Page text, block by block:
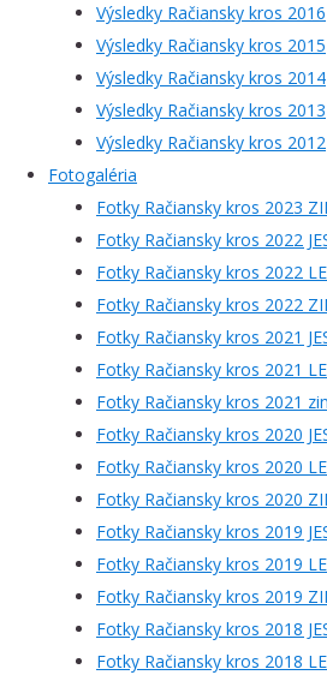
Výsledky Račiansky kros 2016
Výsledky Račiansky kros 2015
Výsledky Račiansky kros 2014
Výsledky Račiansky kros 2013
Výsledky Račiansky kros 2012
Fotogaléria
Fotky Račiansky kros 2023
Fotky Račiansky kros 2022
Fotky Račiansky kros 2022
Fotky Račiansky kros 2022
Fotky Račiansky kros 2021
Fotky Račiansky kros 2021
Fotky Račiansky kros 2021
Fotky Račiansky kros 2020
Fotky Račiansky kros 2020
Fotky Račiansky kros 2020
Fotky Račiansky kros 2019
Fotky Račiansky kros 2019
Fotky Račiansky kros 2019
Fotky Račiansky kros 2018
Fotky Račiansky kros 2018